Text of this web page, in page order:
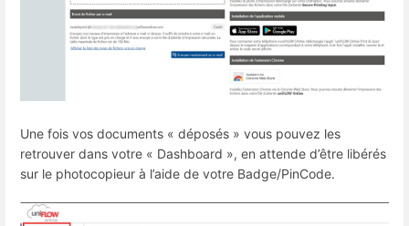
Une fois vos documents « déposés » vous pouvez les
retrouver dans votre « Dashboard », en attende d’être libérés
sur le photocopieur à l’aide de votre Badge/PinCode.